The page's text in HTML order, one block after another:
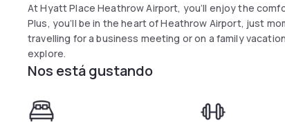
At Hyatt Place Heathrow Airport, you’ll enjoy the
Plus, you’ll be in the heart of Heathrow Airport, just
travelling for a business meeting or on a family
explore.
Nos está gustando